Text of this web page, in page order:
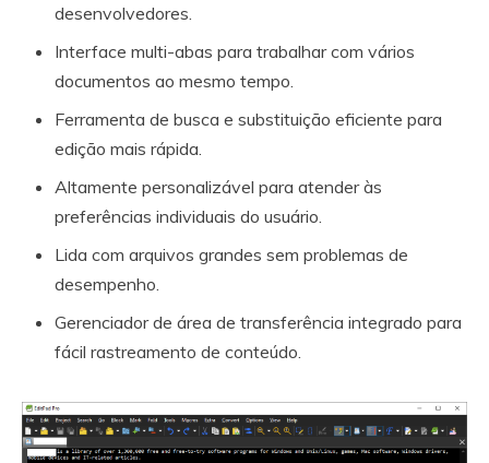
desenvolvedores.
Interface multi-abas para trabalhar com vários
documentos ao mesmo tempo.
Ferramenta de busca e substituição eficiente para
edição mais rápida.
Altamente personalizável para atender às
preferências individuais do usuário.
Lida com arquivos grandes sem problemas de
desempenho.
Gerenciador de área de transferência integrado para
fácil rastreamento de conteúdo.